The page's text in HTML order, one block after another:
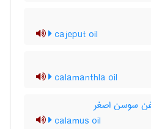
cajeput oil
calamanthla oil
سوسن اصغر
calamus oil